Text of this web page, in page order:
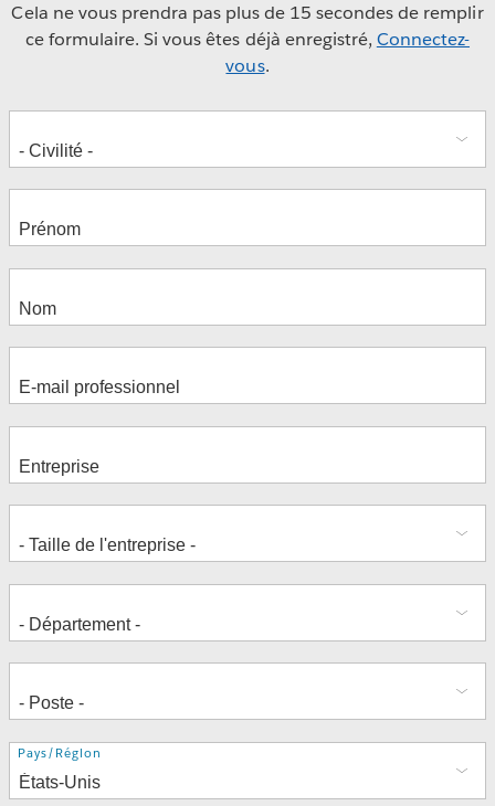
Cela ne vous prendra pas plus de 15 secondes de remplir
ce formulaire. Si vous êtes déjà enregistré, Connectez-
vous.
Adresse
Pays/Région